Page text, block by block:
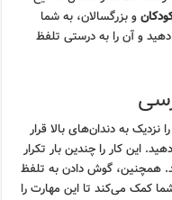
و بزرگسالان، به شما
و آن را به درستی تلفظ
نزدیک به دندان‌های بالا قرار
این کار را چندین بار تکرار
همچنین، گوش دادن به تلفظ
کمک می‌کند تا این مهارت را